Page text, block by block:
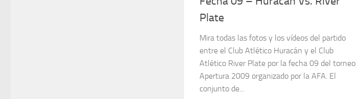
Plate
Mira todas las fotos y los vídeos del partido
entre el Club Atlético Huracán y el Club
Atlético River Plate por la fecha 09 del torneo
Apertura 2009 organizado por la AFA. El
conjunto de...